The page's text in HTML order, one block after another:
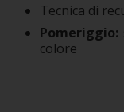
Tecnica di
Pomeriggio:
colore